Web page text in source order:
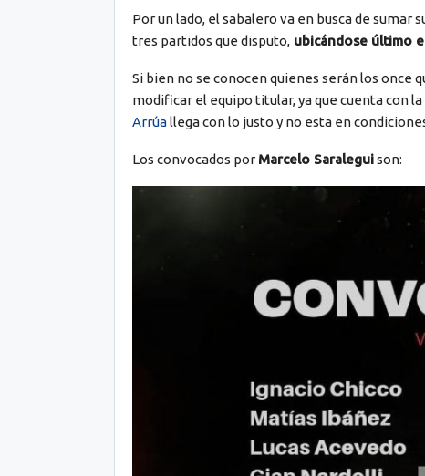
Por un lado, el sabalero va en busca de
tres partidos que disputo,ubicándose último
Si bien no se conocen quienes serán los once
modificar el equipo titular, ya que cuenta con la
Arrúallega con lo justo y no esta en
Los convocados por Marcelo Saraleguison: